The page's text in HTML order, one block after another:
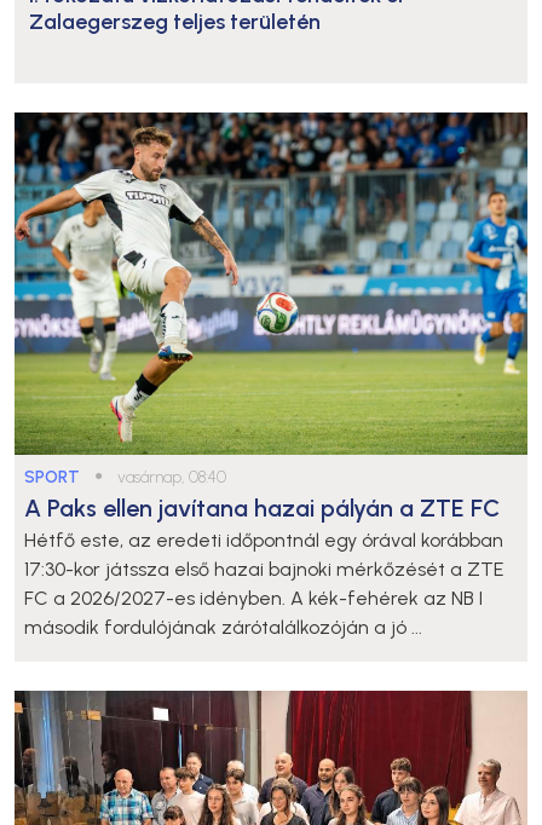
Zalaegerszeg teljes területén
SPORT ● vasárnap, 08:40
A Paks ellen javítana hazai pályán a ZTE FC
Hétfő este, az eredeti időpontnál egy órával korábban
17:30-kor játssza első hazai bajnoki mérkőzését a ZTE
FC a 2026/2027-es idényben. A kék-fehérek az NB I
második fordulójának zárótalálkozóján a jó ...